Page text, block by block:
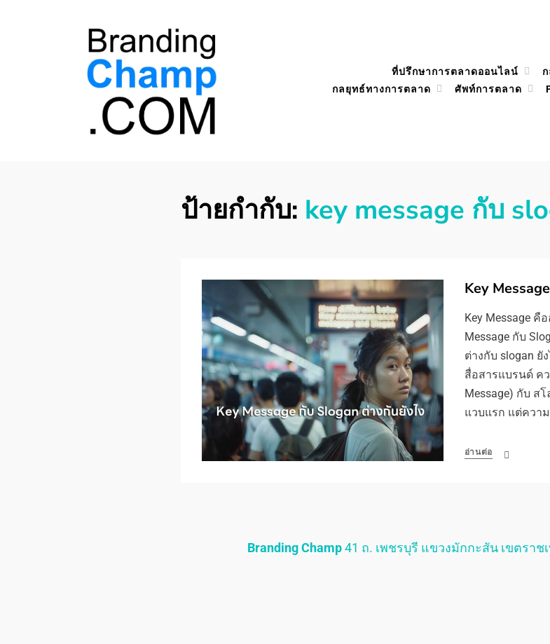
ที่ปรึกษาการตลาดออนไลน์
กลยุทธ์ทางการตลาด
ศัพท์การตลาด
ป้ายกำกับ: key message กับ
Key
Key Message คื
Message กับ
ต่างกับ slogan ยั
สื่อสารแบรนด์ ค
Message) กับ ส
แวบแรก แต่ควา
อ่านต่อ
Branding Champ41 ถ. เพชรบุรี แขวงมักกะสัน เขตราช